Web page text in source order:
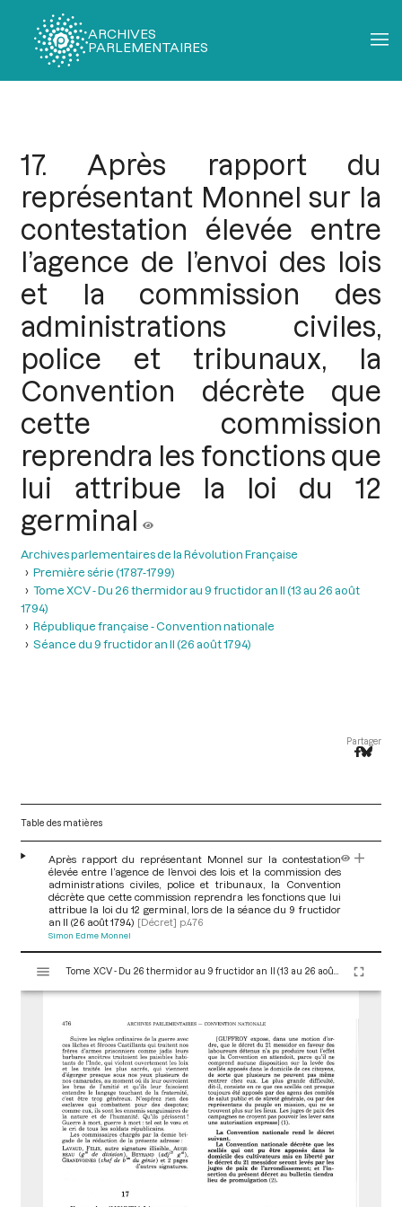
ARCHIVES
PARLEMENTAIRES
17. Après rapport du
représentant Monnel sur la
contestation élevée entre
l’agence de l’envoi des lois
et la commission des
administrations civiles,
police et tribunaux, la
Convention décrète que
cette commission
reprendra les fonctions que
lui attribue la loi du 12
germinal
Archives parlementaires de la Révolution Française
Première série (1787-1799)
Tome XCV - Du 26 thermidor au 9 fructidor an II (13 au 26 août
1794)
République française - Convention nationale
Séance du 9 fructidor an II (26 août 1794)
Partager
Table des matières
Après rapport du représentant Monnel sur la contestation
élevée entre l’agence de l’envoi des lois et la commission des
administrations civiles, police et tribunaux, la Convention
décrète que cette commission reprendra les fonctions que lui
attribue la loi du 12 germinal, lors de la séance du 9 fructidor
an II (26 août 1794) [Décret] p.476
Simon Edme Monnel
s